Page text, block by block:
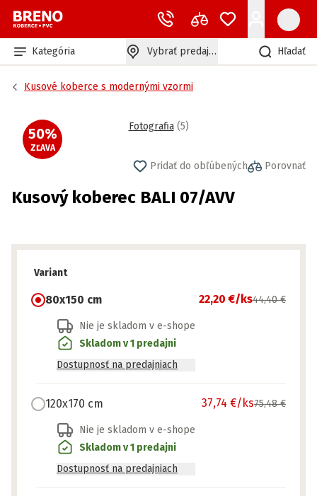
Kategória Vybrať predajňu Hľadať
Kusové koberce s modernými vzormi
50%
ZĽAVA
Fotografia (5)
Pridať do obľúbených Porovnať
Kusový koberec BALI 07/AVV
Variant
80x150 cm 22,20 €/ks44,40 €
Nie je skladom v e-shope
Skladom v 1 predajni
Dostupnosť na predajniach
120x170 cm 37,74 €/ks75,48 €
Nie je skladom v e-shope
Skladom v 1 predajni
Dostupnosť na predajniach